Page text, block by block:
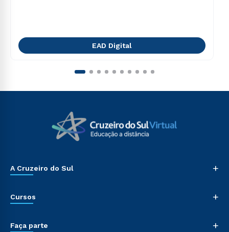
EAD Digital
A Cruzeiro do Sul +
Cursos +
Faça parte +